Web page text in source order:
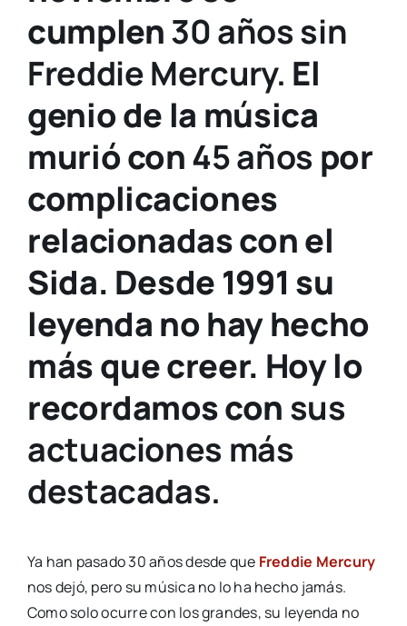
cumplen30 años sin
Freddie Mercury. El
genio de la música
murió con45 años por
complicaciones
relacionadas con el
Sida. Desde 1991 su
leyenda no hay hecho
más que creer. Hoy lo
recordamos con sus
actuaciones más
destacadas.
Ya han pasado 30 años desde que Freddie Mercury
nos dejó, pero su música no lo ha hecho jamás.
Como solo ocurre con los grandes, su leyenda no